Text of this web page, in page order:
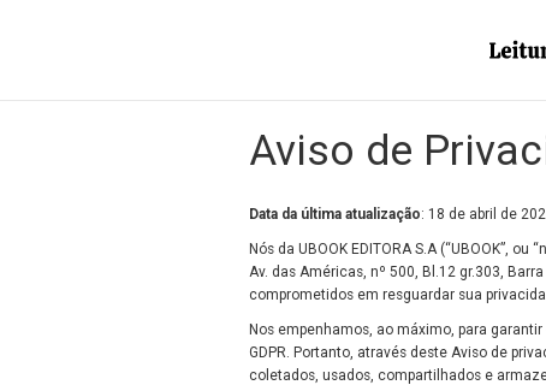
Aviso de
Data da última atualização: 18 de abril de
Nós da UBOOK EDITORA S.A (“UBOOK”,
Av. das Américas, nº 500, Bl.12 gr.303,
comprometidos em resguardar sua
Nos empenhamos, ao máximo, para
GDPR. Portanto, através deste Aviso de
coletados, usados, compartilhados e